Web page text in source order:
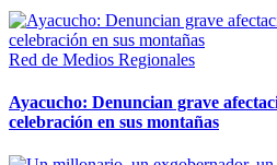
Red de Medios Regionales
Ayacucho: Denuncian grave
celebración en sus montañas